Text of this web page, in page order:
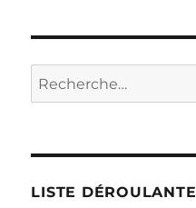
Recherche
pour :
LISTE DÉROULANTE